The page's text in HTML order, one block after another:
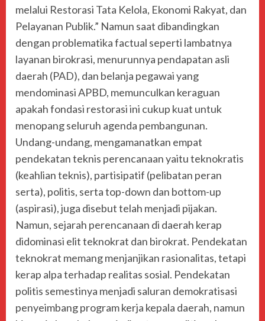
melalui Restorasi Tata Kelola, Ekonomi Rakyat, dan
Pelayanan Publik.” Namun saat dibandingkan
dengan problematika factual seperti lambatnya
layanan birokrasi, menurunnya pendapatan asli
daerah (PAD), dan belanja pegawai yang
mendominasi APBD, memunculkan keraguan
apakah fondasi restorasi ini cukup kuat untuk
menopang seluruh agenda pembangunan.
Undang-undang, mengamanatkan empat
pendekatan teknis perencanaan yaitu teknokratis
(keahlian teknis), partisipatif (pelibatan peran
serta), politis, serta top-down dan bottom-up
(aspirasi), juga disebut telah menjadi pijakan.
Namun, sejarah perencanaan di daerah kerap
didominasi elit teknokrat dan birokrat. Pendekatan
teknokrat memang menjanjikan rasionalitas, tetapi
kerap alpa terhadap realitas sosial. Pendekatan
politis semestinya menjadi saluran demokratisasi
penyeimbang program kerja kepala daerah, namun